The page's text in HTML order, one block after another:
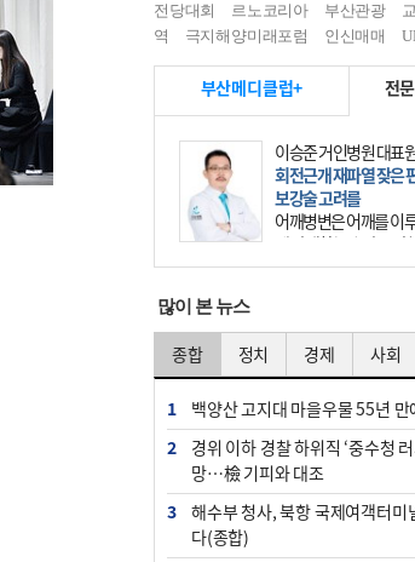
전당대회
르노코리아 부산관광
역
극지해양미래포럼 인신매매
부산메디클럽+ 전
이승준 거인병원 대표
회전근개 재파열 잦은
보강술 고려를
어깨병변은 어깨를 이
에 발생하는 손상을 말
는 오십견과 회전근개
많이 본 뉴스
종합 정치 경제 사회
1
백양산 고지대 마을우물 55년 만
2
경위 이하 경찰 하위직 ‘중수청
망…檢 기피와 대조
3
해수부 청사, 북항 국제여객터미
다(종합)